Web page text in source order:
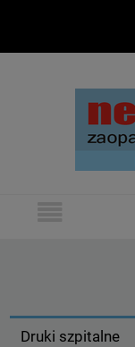
Druki szpitalne